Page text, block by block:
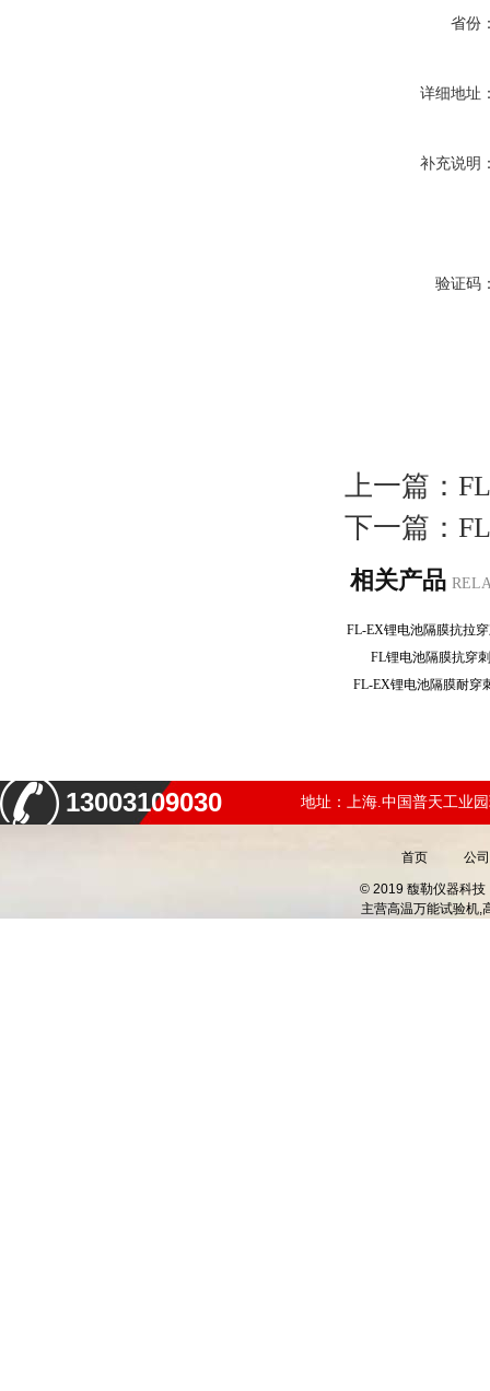
省份
详细地址
补充说明
验证码
上一篇：
下一篇：
相关产品
FL锂电池隔膜抗穿
FL-EX锂电池隔膜耐
13003109030 地址：上海.中国普天工业
首页 公
© 2019 馥勒仪器科技
主营高温万能试验机,